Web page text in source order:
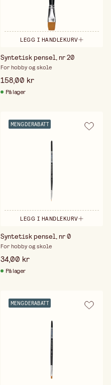
LEGG I HANDLEKURV
Syntetisk pensel, nr 20
For hobby og skole
158,00 kr
På lager
MENGDERABATT
LEGG I HANDLEKURV
Syntetisk pensel, nr 0
For hobby og skole
34,00 kr
På lager
MENGDERABATT